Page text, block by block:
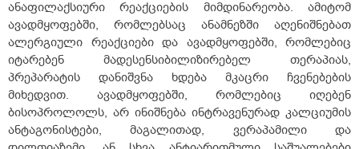
ანაფილაქსიური რეაქციების მიმდინარეობა. ამიტომ
ავადმყოფებში, რომლებსაც ანამნეზში აღენიშნებათ
ალერგიული რეაქციები და ავადმყოფებში, რომლებიც
იტარებენ მადესენსიბილიზირებელ თერაპიას,
პრეპარატის დანიშვნა ხდება მკაცრი ჩვენებების
მიხედვით. ავადმყოფებში, რომლებიც იღებენ
ბისოპროლოლს, არ ინიშნება ინტრავენურად კალციუმის
ანტაგონისტები, მაგალითად, ვერაპამილი და